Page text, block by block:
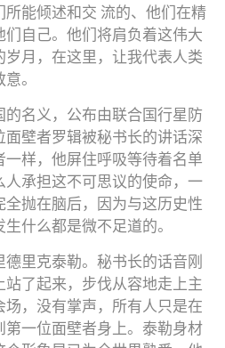
能倾述和交 流的、他们在精
自己。他们将肩负着这伟大
月，在这里，让我代表人类
。
的名义，公布由联合国行星防
壁者罗辑被秘书长的讲话深
样，他屏住呼吸等待着名单
人承担这不可思议的使命，一
抛在脑后，因为与这历史性
什么都是微不足道的。
里克泰勒。秘书长的话音刚
了起来，步伐从容地走上主
，没有掌声，所有人只是在
一位面壁者身上。泰勒身材